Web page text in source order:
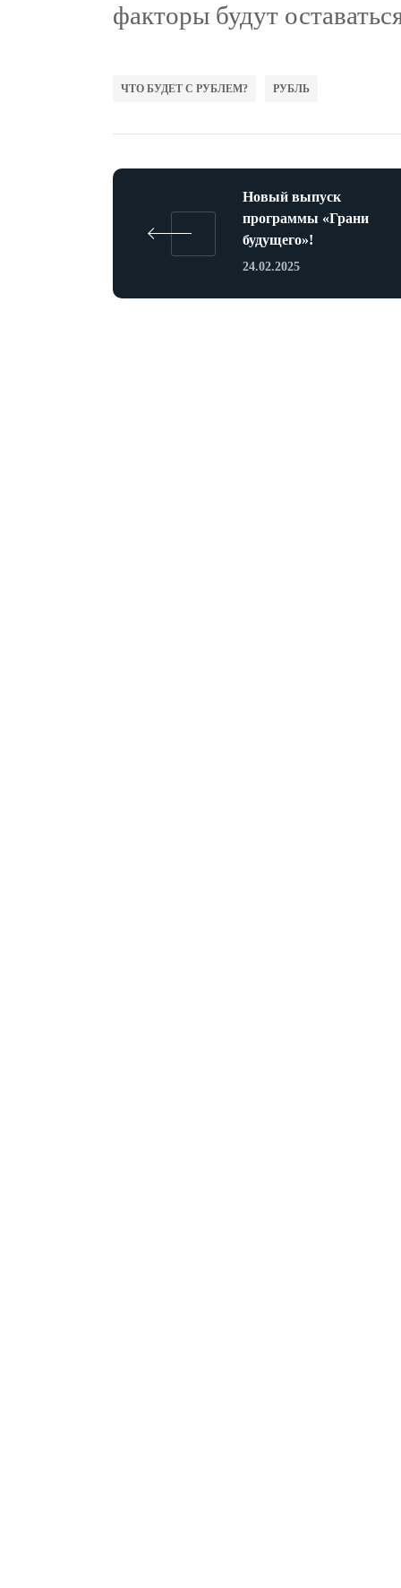
факторы будут
ЧТО БУДЕТ С РУБЛЕМ? РУБЛЬ
Новый выпуск
программы «Грани
будущего»!
24.02.2025